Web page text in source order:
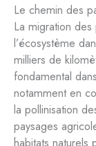
Le chemin des
La migration
l’écosystème
milliers de
fondamental
notamment en
la pollinisation
paysages
habitats naturels